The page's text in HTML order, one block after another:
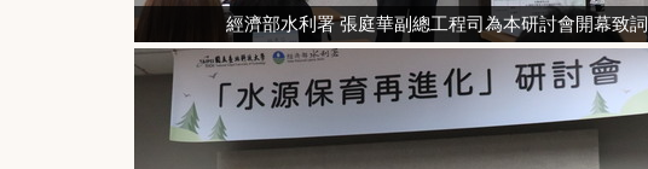
經濟部水利署 張庭華副總工程司為本研討會開幕致詞